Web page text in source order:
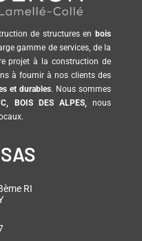
de structures en bois
gamme de services, de la
projet à la construction de
à fournir à nos clients des
et durables. Nous sommes
BOIS DES ALPES,
nous
RI